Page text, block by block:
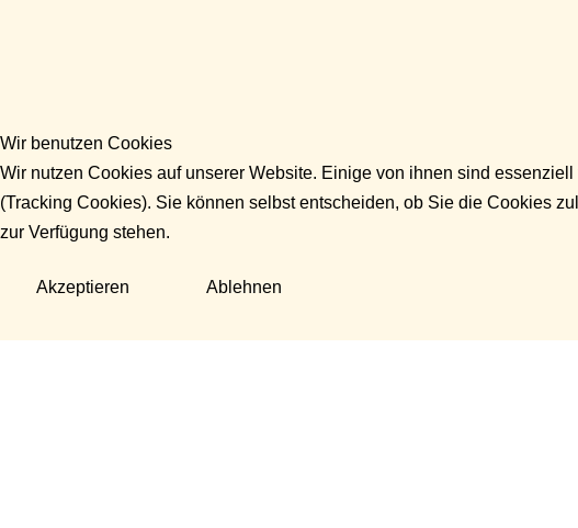
Wir benutzen Cookies
Wir nutzen Cookies auf unserer Website. Einige von ihnen sind
(Tracking Cookies). Sie können selbst entscheiden, ob Sie die Cookies
zur Verfügung stehen.
Akzeptieren Ablehnen